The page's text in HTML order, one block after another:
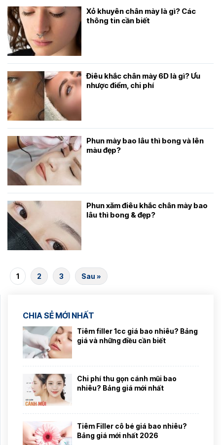
Xỏ khuyên chân mày là gì? Các
thông tin cần biết
Điêu khắc chân mày 6D là gì? Ưu
nhược điểm, chi phí
Phun mày bao lâu thì bong và lên
màu đẹp?
Phun xăm điêu khắc chân mày bao
lâu thì bong & đẹp?
1 2 3 Sau »
CHIA SẺ MỚI NHẤT
Tiêm filler 1cc giá bao nhiêu? Bảng
giá và những điều cần biết
Chi phí thu gọn cánh mũi bao
nhiêu? Bảng giá mới nhất
Tiêm Filler cô bé giá bao nhiêu?
Bảng giá mới nhất 2026